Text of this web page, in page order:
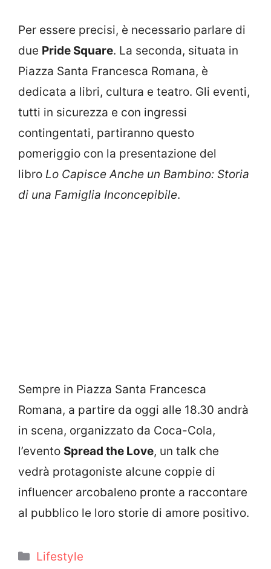
Per essere precisi, è necessario parlare di
due Pride Square. La seconda, situata in
Piazza Santa Francesca Romana, è
dedicata a libri, cultura e teatro. Gli eventi,
tutti in sicurezza e con ingressi
contingentati, partiranno questo
pomeriggio con la presentazione del
libro Lo Capisce Anche un Bambino: Storia
di una Famiglia Inconcepibile.
Sempre in Piazza Santa Francesca
Romana, a partire da oggi alle 18.30 andrà
in scena, organizzato da Coca-Cola,
l’evento Spread the Love, un talk che
vedrà protagoniste alcune coppie di
influencer arcobaleno pronte a raccontare
al pubblico le loro storie di amore positivo.
Categorie
Lifestyle